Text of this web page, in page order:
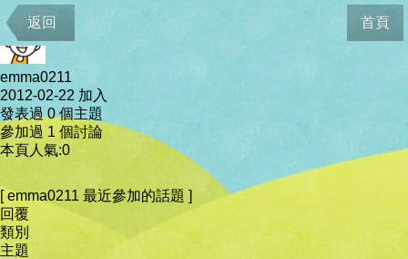
返回 首頁
會員資料
emma0211
2012-02-22 加入
發表過 0 個主題
參加過 1 個討論
本頁人氣:0
[ emma0211 最近參加的話題 ]
回覆
類別
主題